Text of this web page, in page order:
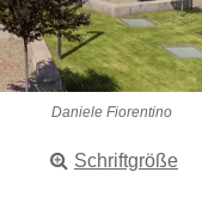
Daniele Fiorentino
Schriftgröße